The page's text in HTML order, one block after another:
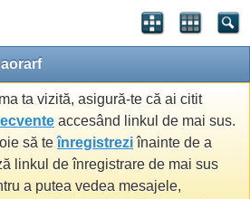
ta vizită, asigură-te că ai citit
accesând linkul de mai sus.
să teînregistreziînainte de a
linkul de înregistrare de mai sus
a putea vedea mesajele,